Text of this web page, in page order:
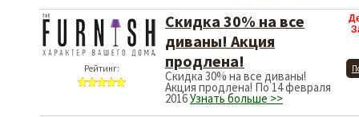
Рейтинг:
Скидка 30% на все
диваны! Акция
продлена!
Скидка 30% на все диваны!
Акция продлена! По 14 февраля
2016Узнать больше >>